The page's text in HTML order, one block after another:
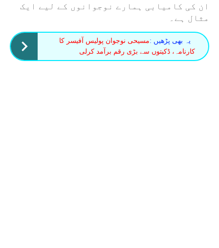
ان کی کامیابی ہمارے نوجوانوں کے لیے ایک
مثال ہے۔
یہ بھی پڑھیں :مسیحی نوجوان پولیس آفیسر کا
کارنامہ، ڈکیتوں سے بڑی رقم برآمد کرلی